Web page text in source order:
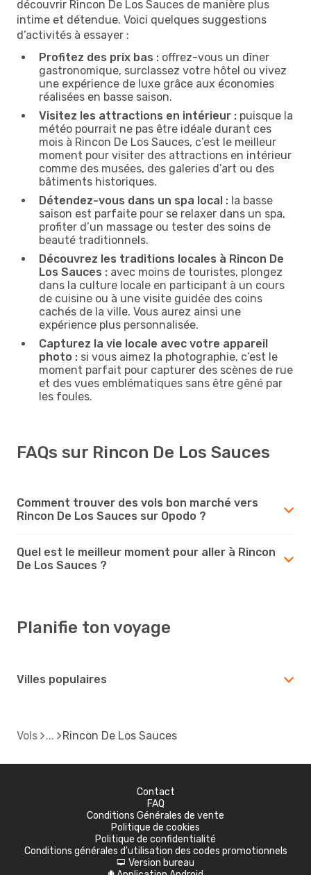
découvrir Rincon De Los Sauces de manière plus
intime et détendue. Voici quelques suggestions
d’activités à essayer :
Profitez des prix bas : offrez-vous un dîner
gastronomique, surclassez votre hôtel ou vivez
une expérience de luxe grâce aux économies
réalisées en basse saison.
Visitez les attractions en intérieur : puisque la
météo pourrait ne pas être idéale durant ces
mois à Rincon De Los Sauces, c’est le meilleur
moment pour visiter des attractions en intérieur
comme des musées, des galeries d’art ou des
bâtiments historiques.
Détendez-vous dans un spa local : la basse
saison est parfaite pour se relaxer dans un spa,
profiter d’un massage ou tester des soins de
beauté traditionnels.
Découvrez les traditions locales à Rincon De
Los Sauces : avec moins de touristes, plongez
dans la culture locale en participant à un cours
de cuisine ou à une visite guidée des coins
cachés de la ville. Vous aurez ainsi une
expérience plus personnalisée.
Capturez la vie locale avec votre appareil
photo : si vous aimez la photographie, c’est le
moment parfait pour capturer des scènes de rue
et des vues emblématiques sans être gêné par
les foules.
FAQs sur Rincon De Los Sauces
Comment trouver des vols bon marché vers
Rincon De Los Sauces sur Opodo ?
Quel est le meilleur moment pour aller à Rincon
De Los Sauces ?
Planifie ton voyage
Villes populaires
Vols Rincon De Los Sauces
Contact
FAQ
Conditions Générales de vente
Politique de cookies
Politique de confidentialité
Conditions générales d'utilisation des codes promotionnels
d Version bureau